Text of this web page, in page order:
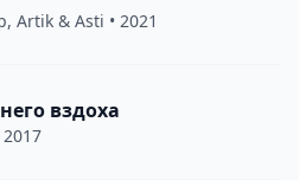
, Artik & Asti • 2021
вздоха
2017